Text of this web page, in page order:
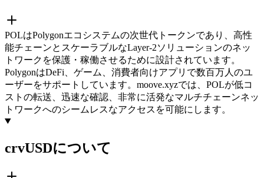
POLはPolygonエコシステムの次世代トークンであり、高性
能チェーンとスケーラブルなLayer-2ソリューションのネッ
トワークを保護・稼働させるために設計されています。
PolygonはDeFi、ゲーム、消費者向けアプリで数百万人のユ
ーザーをサポートしています。moove.xyzでは、POLが低コ
ストの転送、迅速な確認、非常に活発なマルチチェーンネッ
トワークへのシームレスなアクセスを可能にします。
crvUSDについて